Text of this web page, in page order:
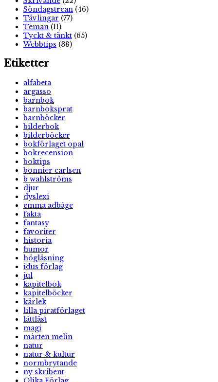
Söndagstrean (46)
Tävlingar (77)
Teman (11)
Tyckt & tänkt (65)
Webbtips (38)
Etiketter
alfabeta
argasso
barnbok
barnboksprat
barnböcker
bilderbok
bilderböcker
bokförlaget opal
bokrecension
boktips
bonnier carlsen
b wahlströms
djur
dyslexi
emma adbåge
fakta
fantasy
favoriter
historia
humor
högläsning
idus förlag
jul
kapitelbok
kapitelböcker
kärlek
lilla piratförlaget
lättläst
magi
mårten melin
natur
natur & kultur
normbrytande
ny skribent